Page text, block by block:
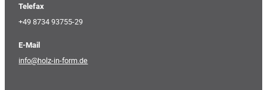
Telefax
+49 8734 93755-29
E-Mail
info@holz-in-form.de